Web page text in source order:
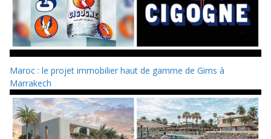
Maroc : le projet immobilier haut de gamme de Gims à
Marrakech